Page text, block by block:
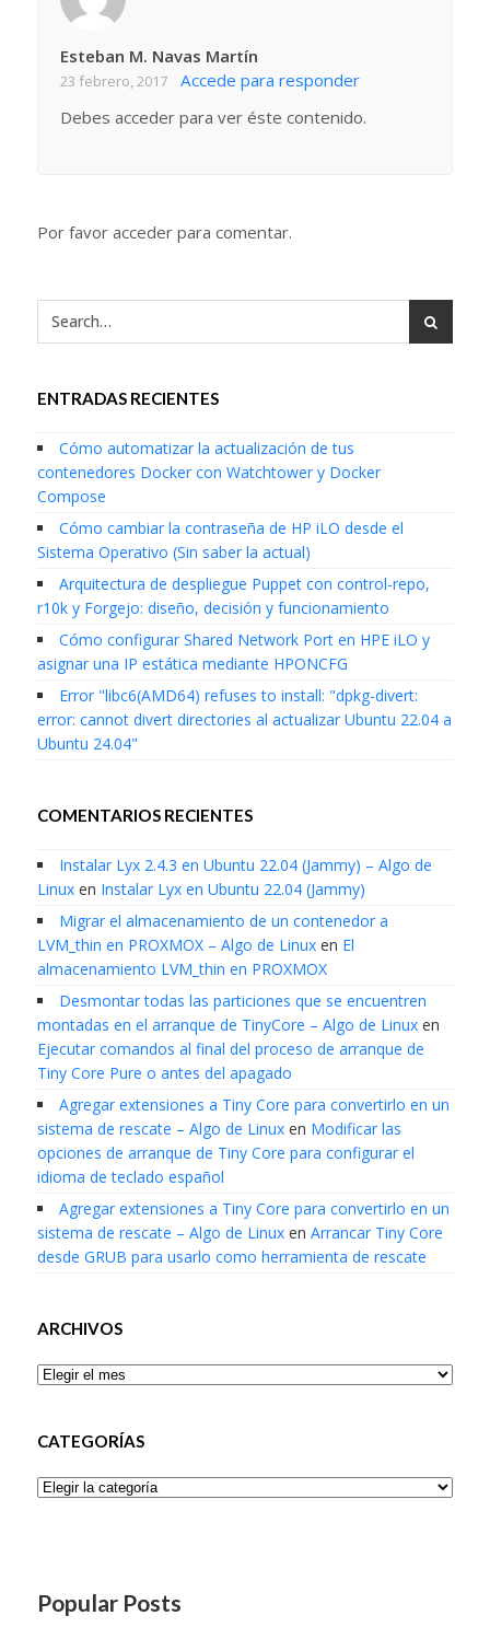
Esteban M. Navas Martín
23 febrero, 2017
Accede para responder
Debes acceder para ver éste contenido.
Por favor acceder para comentar.
ENTRADAS RECIENTES
Cómo automatizar la actualización de tus
contenedores Docker con Watchtower y Docker
Compose
Cómo cambiar la contraseña de HP iLO desde el
Sistema Operativo (Sin saber la actual)
Arquitectura de despliegue Puppet con control-repo,
r10k y Forgejo: diseño, decisión y funcionamiento
Cómo configurar Shared Network Port en HPE iLO y
asignar una IP estática mediante HPONCFG
Error "libc6(AMD64) refuses to install: "dpkg-divert:
error: cannot divert directories al actualizar Ubuntu 22.04 a
Ubuntu 24.04"
COMENTARIOS RECIENTES
Instalar Lyx 2.4.3 en Ubuntu 22.04 (Jammy) – Algo de
Linuxen Instalar Lyx en Ubuntu 22.04 (Jammy)
Migrar el almacenamiento de un contenedor a
LVM_thin en PROXMOX – Algo de Linuxen El
almacenamiento LVM_thin en PROXMOX
Desmontar todas las particiones que se encuentren
montadas en el arranque de TinyCore – Algo de Linuxen
Ejecutar comandos al final del proceso de arranque de
Tiny Core Pure o antes del apagado
Agregar extensiones a Tiny Core para convertirlo en un
sistema de rescate – Algo de Linuxen Modificar las
opciones de arranque de Tiny Core para configurar el
idioma de teclado español
Agregar extensiones a Tiny Core para convertirlo en un
sistema de rescate – Algo de Linuxen Arrancar Tiny Core
desde GRUB para usarlo como herramienta de rescate
ARCHIVOS
Archivos
CATEGORÍAS
Categorías
Popular Posts